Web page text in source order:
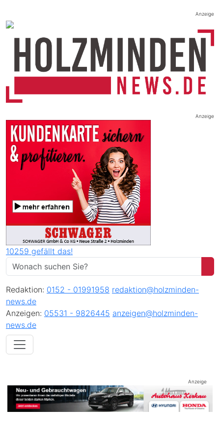
Anzeige
Anzeige
10259 gefällt das!
Redaktion: 0152 - 01991958 redaktion@holzminden-
news.de
Anzeigen: 05531 - 9826445 anzeigen@holzminden-
news.de
Anzeige